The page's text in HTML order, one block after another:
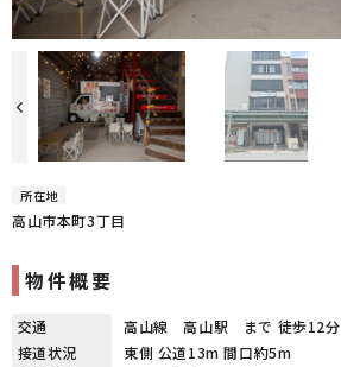
所在地
高山市本町3丁目
物件概要
交通
高山線 高山駅 まで 徒歩12分
接道状況
東側 公道13m 間口約5m